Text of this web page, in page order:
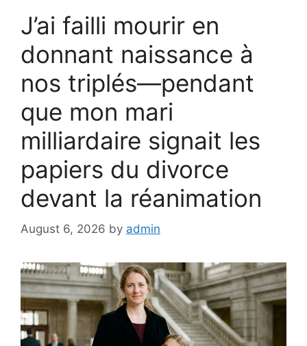
J’ai failli mourir en
donnant naissance à
nos triplés—pendant
que mon mari
milliardaire signait les
papiers du divorce
devant la réanimation
August 6, 2026 by admin